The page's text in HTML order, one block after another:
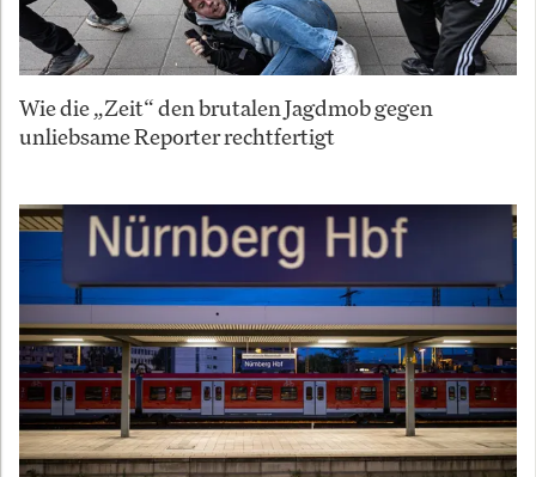
Wie die „Zeit“ den brutalen Jagdmob gegen
unliebsame Reporter rechtfertigt